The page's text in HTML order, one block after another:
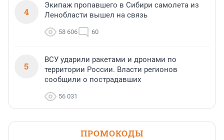
4
Экипаж пропавшего в Сибири самолета из
Ленобласти вышел на связь
58 606 60
5
ВСУ ударили ракетами и дронами по
территории России. Власти регионов
сообщили о пострадавших
56 031
ПРОМОКОДЫ